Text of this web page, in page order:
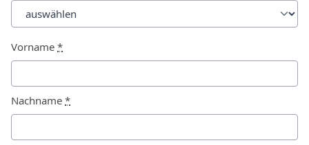
Vorname *
Nachname *